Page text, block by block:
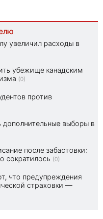
увеличил расходы в
убежище канадским
(0)
против
выборы в
после забастовки:
сократилось (0)
что предупреждения
страховки —